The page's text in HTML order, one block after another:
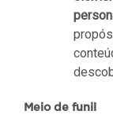
Meio de funil